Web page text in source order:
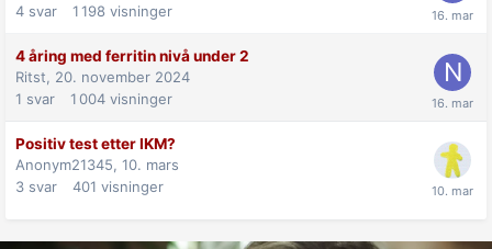
4 svar 1 198 visninger
4 åring med ferritin nivå under 2
Ritst, 20. november 2024
1 svar 1 004 visninger
Positiv test etter IKM?
Anonym21345, 10. mars
3 svar 401 visninger